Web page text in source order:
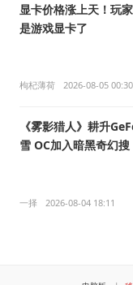
显卡价格涨上天！玩
是游戏显卡了
枸杞薄荷 2026-08-05 00:30
《雾影猎人》耕升
雪 OC加入暗黑奇幻搜
一择 2026-08-04 18:11